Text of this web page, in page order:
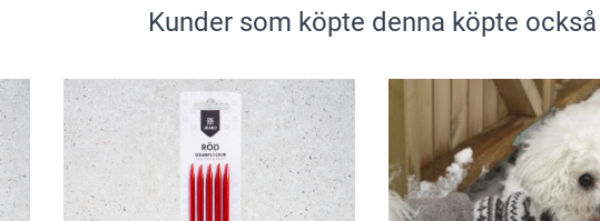
Kunder som köpte denna köpte också